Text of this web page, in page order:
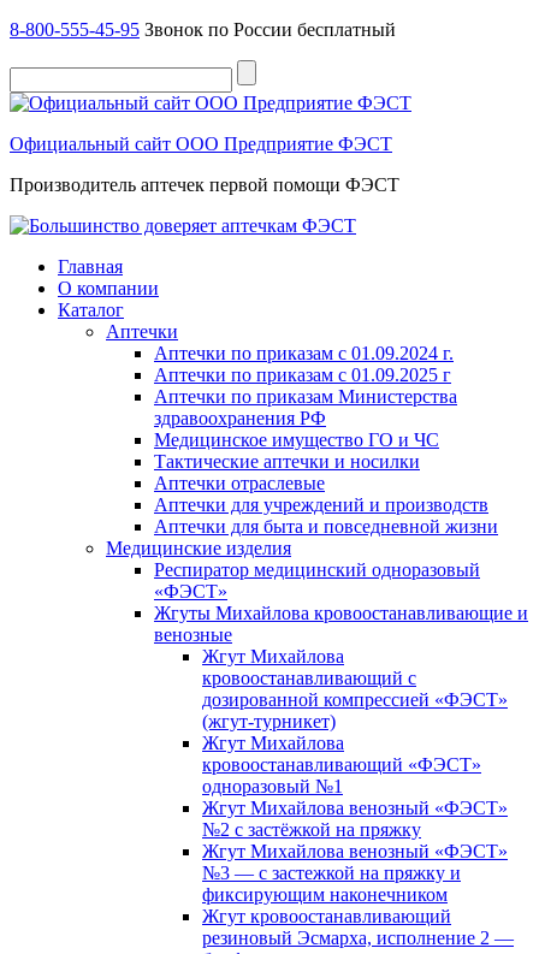
8-800-555-45-95 Звонок по России бесплатный
Официальный сайт ООО Предприятие ФЭСТ
Производитель аптечек первой помощи ФЭСТ
Главная
О компании
Каталог
Аптечки
Аптечки по приказам с 01.09.2024 г.
Аптечки по приказам с 01.09.2025 г
Аптечки по приказам Министерства
здравоохранения РФ
Медицинское имущество ГО и ЧС
Тактические аптечки и носилки
Аптечки отраслевые
Аптечки для учреждений и производств
Аптечки для быта и повседневной жизни
Медицинские изделия
Респиратор медицинский одноразовый
«ФЭСТ»
Жгуты Михайлова кровоостанавливающие и
венозные
Жгут Михайлова
кровоостанавливающий с
дозированной компрессией «ФЭСТ»
(жгут-турникет)
Жгут Михайлова
кровоостанавливающий «ФЭСТ»
одноразовый №1
Жгут Михайлова венозный «ФЭСТ»
№2 с застёжкой на пряжку
Жгут Михайлова венозный «ФЭСТ»
№3 — с застежкой на пряжку и
фиксирующим наконечником
Жгут кровоостанавливающий
резиновый Эсмарха, исполнение 2 —